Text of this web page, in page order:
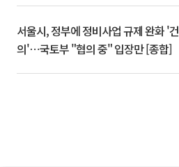
서울시, 정부에 정비사업 규제 완화 '건
의'⋯국토부 "협의 중" 입장만 [종합]